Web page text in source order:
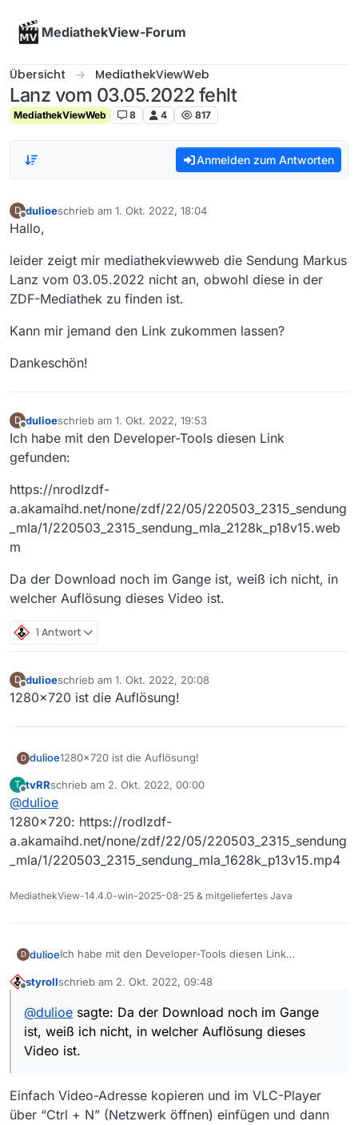
MediathekView-Forum
Übersicht MediathekViewWeb
Lanz vom 03.05.2022 fehlt
MediathekViewWeb 8 4 817
Anmelden zum Antworten
D
Offline
dulioeschrieb am 1. Okt. 2022, 18:04
zuletzt editiert von
Hallo,
leider zeigt mir mediathekviewweb die Sendung Markus
Lanz vom 03.05.2022 nicht an, obwohl diese in der
ZDF-Mediathek zu finden ist.
Kann mir jemand den Link zukommen lassen?
Dankeschön!
D
Offline
dulioeschrieb am 1. Okt. 2022, 19:53
zuletzt editiert von
Ich habe mit den Developer-Tools diesen Link
gefunden:
https://nrodlzdf-
a.akamaihd.net/none/zdf/22/05/220503_2315_sendung
_mla/1/220503_2315_sendung_mla_2128k_p18v15.web
m
Da der Download noch im Gange ist, weiß ich nicht, in
welcher Auflösung dieses Video ist.
1 Antwort
D
Offline
dulioeschrieb am 1. Okt. 2022, 20:08
zuletzt editiert von
1280x720 ist die Auflösung!
D dulioe1280x720 ist die Auflösung!
T
Offline
tvRRschrieb am 2. Okt. 2022, 00:00
zuletzt editiert von
@dulioe
1280x720: https://rodlzdf-
a.akamaihd.net/none/zdf/22/05/220503_2315_sendung
_mla/1/220503_2315_sendung_mla_1628k_p13v15.mp4
MediathekView-14.4.0-win-2025-08-25 & mitgeliefertes Java
D dulioeIch habe mit den Developer-Tools diesen Link
https://nrodlzdf-
mla/1/220503_2315_sendung_mla_2128k_p18v15.webm
Da der Download noch im Gange ist, weiß ich nicht, in
welcher Auflösung dieses Video ist.
styrollschrieb am 2. Okt. 2022, 09:48
zuletzt editiert von
@dulioe sagte: Da der Download noch im Gange
ist, weiß ich nicht, in welcher Auflösung dieses
Video ist.
Einfach Video-Adresse kopieren und im VLC-Player
über “Ctrl + N” (Netzwerk öffnen) einfügen und dann